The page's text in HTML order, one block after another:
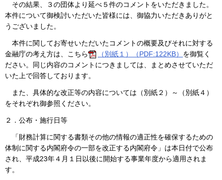
その結果、３の団体より延べ５件のコメントをいただきました。
本件について御検討いただいた皆様には、御協力いただきありがと
うございました。
本件に関してお寄せいただいたコメントの概要及びそれに対する
金融庁の考え方は、こちら
（別紙１）（PDF:122KB） を御覧く
ださい。同じ内容のコメントにつきましては、まとめさせていただ
いた上で回答しております。
また、具体的な改正等の内容については（別紙２）～（別紙４）
をそれぞれ御参照ください。
２．公布・施行日等
「財務計算に関する書類その他の情報の適正性を確保するための
体制に関する内閣府令の一部を改正する内閣府令」は本日付で公布
され、平成23年４月１日以後に開始する事業年度から適用されま
す。